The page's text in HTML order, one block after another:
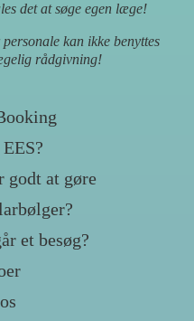
det at søge egen læge!
kan ikke benyttes
rådgivning!
godt at gøre
et besøg?